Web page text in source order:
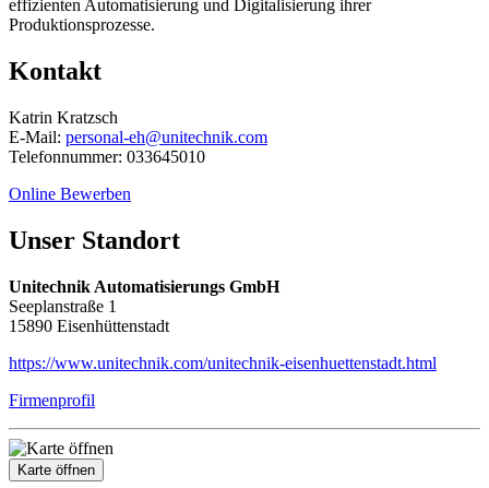
effizienten Automatisierung und Digitalisierung ihrer
Produktionsprozesse.
Kontakt
Katrin Kratzsch
E-Mail: personal-eh@unitechnik.com
Telefonnummer: 033645010
Online Bewerben
Unser Standort
Unitechnik Automatisierungs GmbH
Seeplanstraße 1
15890 Eisenhüttenstadt
https://www.unitechnik.com/unitechnik-eisenhuettenstadt.html
Firmenprofil
Karte öffnen